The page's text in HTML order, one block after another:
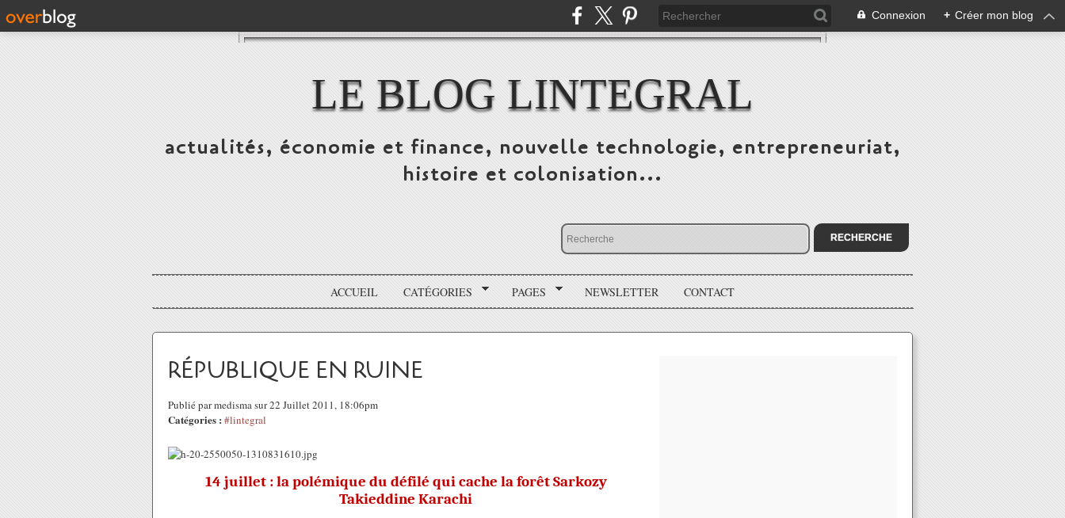
Connexion + Créer mon blog
LE BLOG LINTEGRAL
actualités, économie et finance, nouvelle technologie, entrepreneuriat,
histoire et colonisation...
ACCUEIL CATÉGORIES PAGES NEWSLETTER CONTACT
RÉPUBLIQUE EN RUINE
Publié par medisma sur 22 Juillet 2011, 18:06pm
Catégories : #lintegral
14 juillet : la polémique du défilé qui cache la forêt Sarkozy
Takieddine Karachi